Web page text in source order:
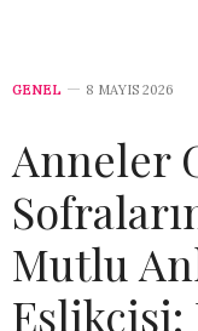
GENEL 8 MAYIS 2026
Anneler
Mutlu
Eşlikçisi: